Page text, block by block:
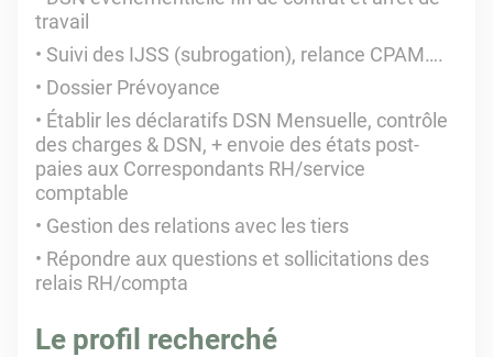
travail
Suivi des IJSS (subrogation), relance CPAM….
Dossier Prévoyance
Établir les déclaratifs DSN Mensuelle, contrôle
des charges & DSN, + envoie des états post-
paies aux Correspondants RH/service
comptable
Gestion des relations avec les tiers
Répondre aux questions et sollicitations des
relais RH/compta
Le profil recherché